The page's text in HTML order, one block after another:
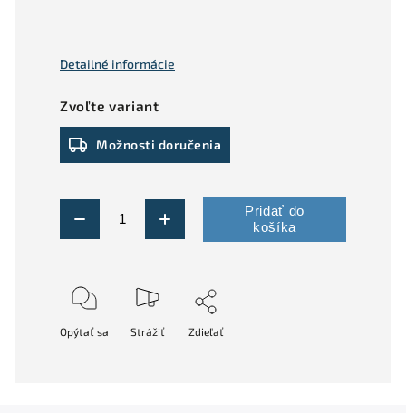
Zvoľte variant
Možnosti doručenia
Pridať do
košíka
Detailné informácie
Opýtať sa Strážiť Zdieľať